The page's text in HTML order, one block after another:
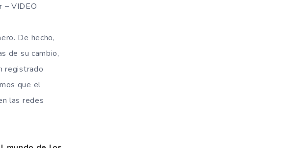
– VIDEO
De hecho,
de su cambio,
registrado
que el
las redes